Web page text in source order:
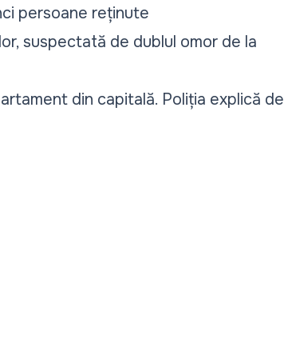
persoane reținute
suspectată de dublul omor de la
din capitală. Poliția explică de